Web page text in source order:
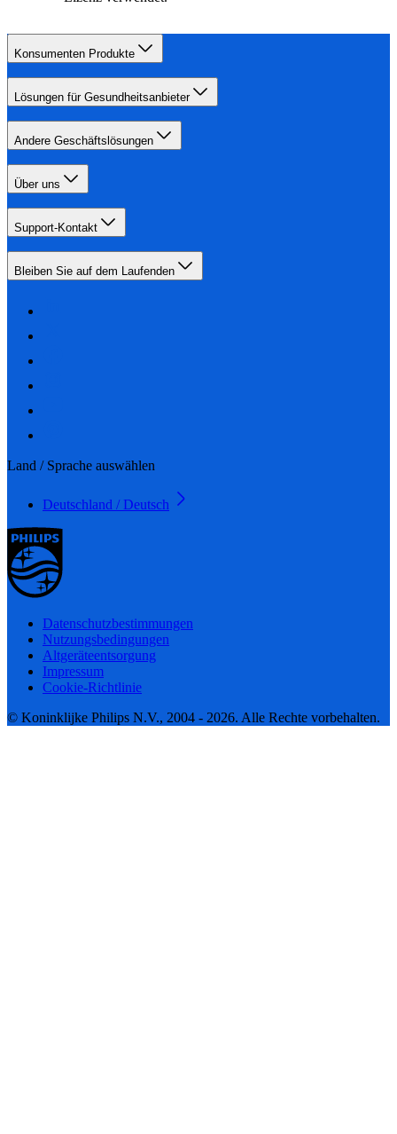
Konsumenten Produkte
Lösungen für Gesundheitsanbieter
Andere Geschäftslösungen
Über uns
Support-Kontakt
Bleiben Sie auf dem Laufenden
Land / Sprache auswählen
Deutschland / Deutsch
Datenschutzbestimmungen
Nutzungsbedingungen
Altgeräteentsorgung
Impressum
Cookie-Richtlinie
© Koninklijke Philips N.V., 2004 - 2026. Alle Rechte vorbehalten.